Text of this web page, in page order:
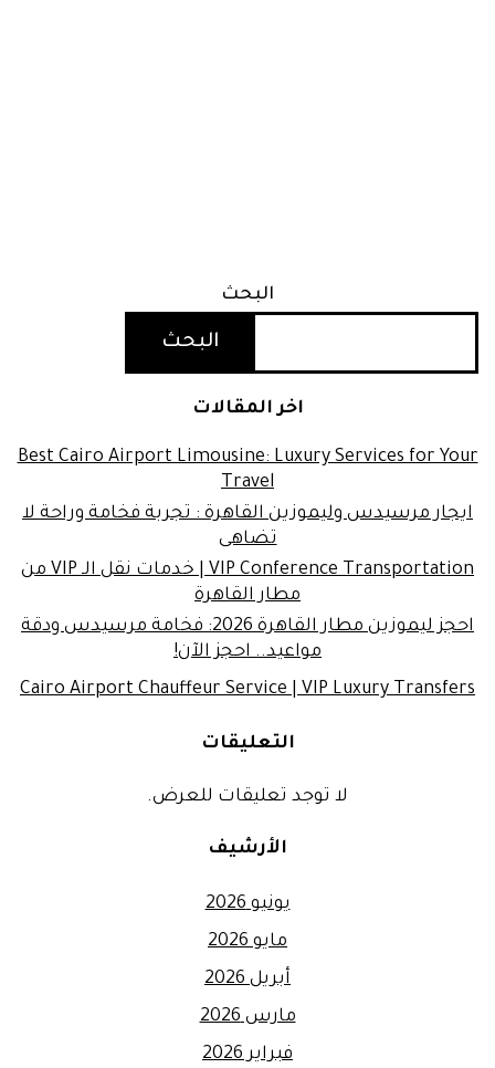
البحث
البحث
اخر المقالات
Best Cairo Airport Limousine: Luxury Services for Your
Travel
ايجار مرسيدس وليموزين القاهرة : تجربة فخامة وراحة لا
تضاهى
VIP Conference Transportation | خدمات نقل الـ VIP من
مطار القاهرة
احجز ليموزين مطار القاهرة 2026: فخامة مرسيدس ودقة
مواعيد.. احجز الآن!
Cairo Airport Chauffeur Service | VIP Luxury Transfers
التعليقات
لا توجد تعليقات للعرض.
الأرشيف
يونيو 2026
مايو 2026
أبريل 2026
مارس 2026
فبراير 2026